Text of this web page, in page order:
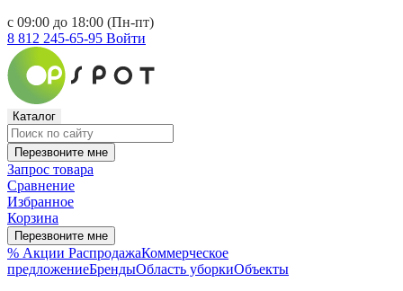
с 09:00 до 18:00 (Пн-пт)
8 812 245-65-95 Войти
Каталог
Перезвоните мне
Запрос товара
Сравнение
Избранное
Корзина
Перезвоните мне
% Акции РаспродажаКоммерческое
предложениеБрендыОбласть уборкиОбъекты